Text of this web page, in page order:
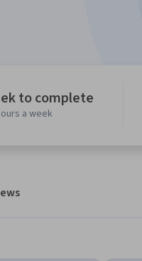
to complete
a week